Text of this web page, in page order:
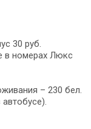
30 руб.
в номерах Люкс
– 230 бел.